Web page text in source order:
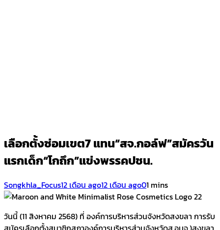
เลือกตั้งซ่อมเขต7 แทน“สจ.กอล์ฟ”สมัครวัน
แรกเด็ก“โกถึก”แข่งพรรคปชน.
Songkhla_Focus12 เดือน ago12 เดือน ago01 mins
วันนี้ (11 สิงหาคม 2568) ที่ องค์การบริหารส่วนจังหวัดสงขลา การรับ